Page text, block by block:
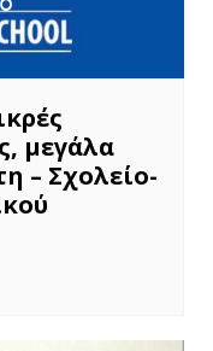
μεγάλα
– Σχολείο-